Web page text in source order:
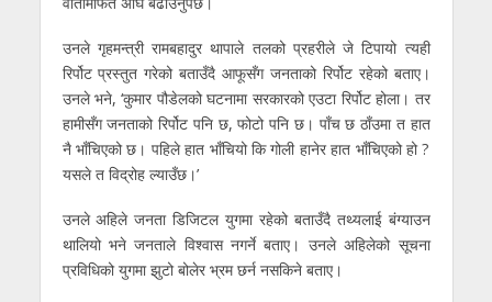
उनले गृहमन्त्री रामबहादुर थापाले तलको प्रहरीले जे टिपायो त्यही
रिर्पोट प्रस्तुत गरेको बताउँदै आफूसँग जनताको रिर्पोट रहेको बताए।
उनले भने, ‘कुमार पौडेलको घटनामा सरकारको एउटा रिर्पोट होला। तर
हामीसँग जनताको रिर्पोट पनि छ, फोटो पनि छ। पाँच छ ठाँउमा त हात
नै भाँचिएको छ। पहिले हात भाँचियो कि गोली हानेर हात भाँचिएको हो ?
यसले त विद्रोह ल्याउँछ।’
उनले अहिले जनता डिजिटल युगमा रहेको बताउँदै तथ्यलाई बंग्याउन
थालियो भने जनताले विश्वास नगर्ने बताए। उनले अहिलेको सूचना
प्रविधिको युगमा झुटो बोलेर भ्रम छर्न नसकिने बताए।